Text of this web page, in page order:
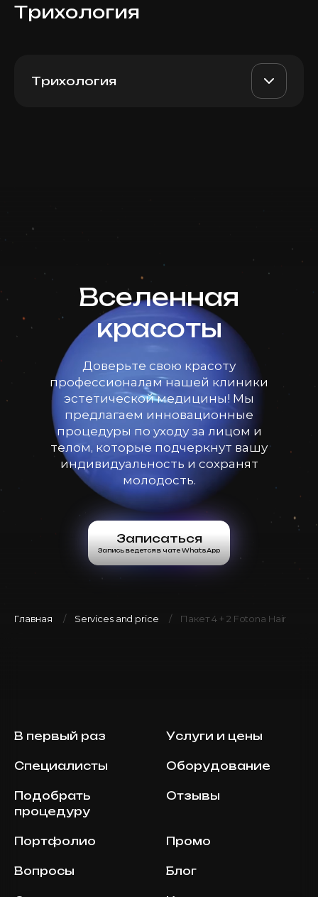
Трихология
Трихология
Вселенная
красоты
Доверьте свою красоту
профессионалам нашей клиники
эстетической медицины! Мы
предлагаем инновационные
процедуры по уходу за лицом и
телом, которые подчеркнут вашу
индивидуальность и сохранят
молодость.
Записаться
Запись ведется в чате WhatsApp
Главная Services and price Пакет 4 + 2 Fotona Hair
В первый раз Услуги и цены
Специалисты Оборудование
Подобрать
процедуру
Отзывы
Портфолио Промо
Вопросы Блог